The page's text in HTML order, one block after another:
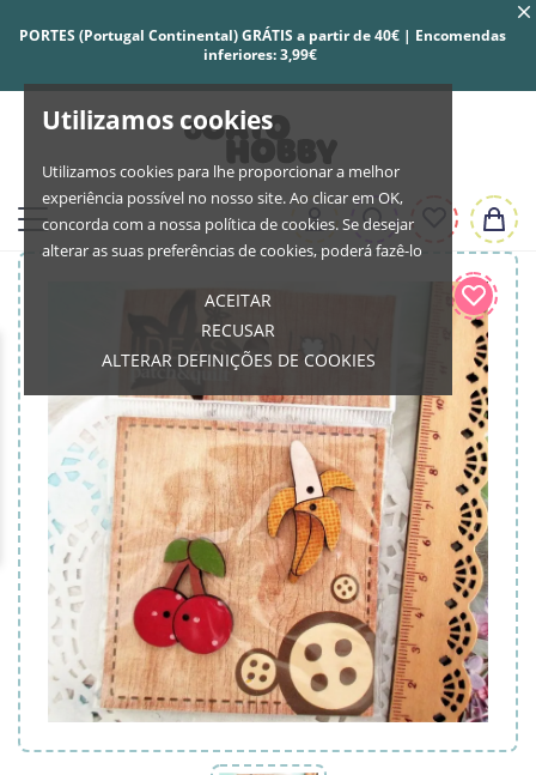
Utilizamos cookies
Utilizamos cookies para lhe proporcionar a melhor
experiência possível no nosso site. Ao clicar em OK,
concorda com a nossa política de cookies. Se desejar
alterar as suas preferências de cookies, poderá fazê-lo
ACEITAR
RECUSAR
ALTERAR DEFINIÇÕES DE COOKIES
PORTES (Portugal Continental) GRÁTIS a partir de 40€ | Encomendas
inferiores: 3,99€